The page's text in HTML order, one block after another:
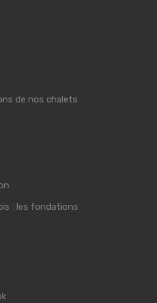
de nos chalets
: les fondations